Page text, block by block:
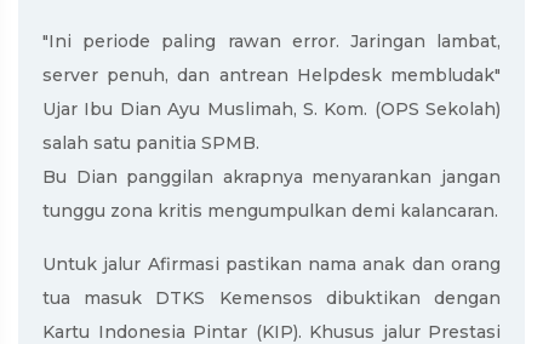
"Ini periode paling rawan error. Jaringan lambat,
server penuh, dan antrean Helpdesk membludak"
Ujar Ibu Dian Ayu Muslimah, S. Kom. (OPS Sekolah)
salah satu panitia SPMB.
Bu Dian panggilan akrapnya menyarankan jangan
tunggu zona kritis mengumpulkan demi kalancaran.
Untuk jalur Afirmasi pastikan nama anak dan orang
tua masuk DTKS Kemensos dibuktikan dengan
Kartu Indonesia Pintar (KIP). Khusus jalur Prestasi